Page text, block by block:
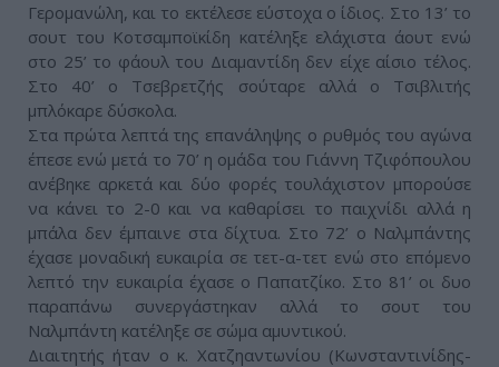
Γερομανώλη, και το εκτέλεσε εύστοχα ο ίδιος. Στο 13’ το
σουτ του Κοτσαμποϊκίδη κατέληξε ελάχιστα άουτ ενώ
στο 25’ το φάουλ του Διαμαντίδη δεν είχε αίσιο τέλος.
Στο 40’ ο Τσεβρετζής σούταρε αλλά ο Τσιβλιτής
μπλόκαρε δύσκολα.
Στα πρώτα λεπτά της επανάληψης ο ρυθμός του αγώνα
έπεσε ενώ μετά το 70’ η ομάδα του Γιάννη Τζιφόπουλου
ανέβηκε αρκετά και δύο φορές τουλάχιστον μπορούσε
να κάνει το 2-0 και να καθαρίσει το παιχνίδι αλλά η
μπάλα δεν έμπαινε στα δίχτυα. Στο 72’ ο Ναλμπάντης
έχασε μοναδική ευκαιρία σε τετ-α-τετ ενώ στο επόμενο
λεπτό την ευκαιρία έχασε ο Παπατζίκο. Στο 81’ οι δυο
παραπάνω συνεργάστηκαν αλλά το σουτ του
Ναλμπάντη κατέληξε σε σώμα αμυντικού.
Διαιτητής ήταν ο κ. Χατζηαντωνίου (Κωνσταντινίδης-